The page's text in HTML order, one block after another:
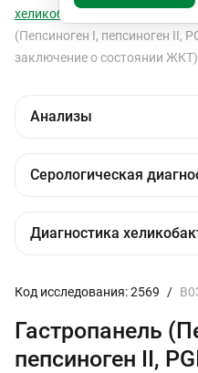
хеликобактерной инфекции,
(Пепсиноген I, пепсиноген II,
заключение о состоянии ЖКТ)
Код исследования: 2569 /
Гастропанель
пепсиноген II,